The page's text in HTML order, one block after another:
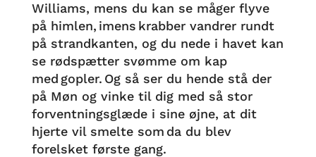
Williams, mens du kan se måger flyve
på himlen, imens krabber vandrer rundt
på strandkanten, og du nede i havet kan
se rødspætter svømme om kap
med gopler. Og så ser du hende stå der
på Møn og vinke til dig med så stor
forventningsglæde i sine øjne, at dit
hjerte vil smelte som da du blev
forelsket første gang.